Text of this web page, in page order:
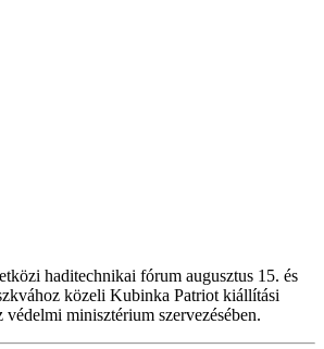
haditechnikai fórum augusztus 15. és
közeli Kubinka Patriot kiállítási
minisztérium szervezésében.